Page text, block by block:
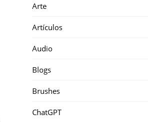
Arte
Artículos
Audio
Blogs
Brushes
ChatGPT